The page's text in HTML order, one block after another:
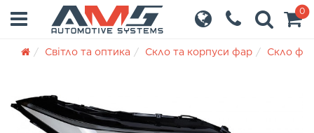
0
Світло та оптика Скло та корпуси фар Скло